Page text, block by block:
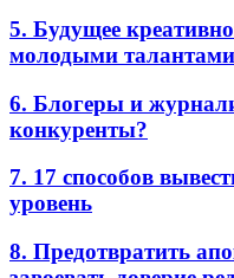
5. Будущее
молодыми талантами
6. Блогеры и
конкуренты?
7. 17 способов
уровень
8. Предотвратить